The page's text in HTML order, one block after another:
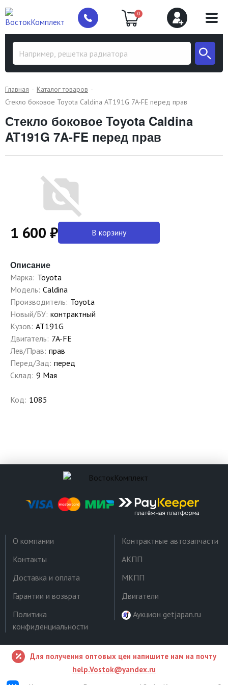
0
Главная
Каталог товаров
Стекло боковое Toyota Caldina AT191G 7A-FE перед прав
Стекло боковое Toyota Caldina
AT191G 7A-FE перед прав
1 600 ₽ В корзину
Описание
Марка: Toyota
Модель: Caldina
Производитель: Toyota
Новый/БУ: контрактный
Кузов: AT191G
Двигатель: 7A-FE
Лев/Прав: прав
Перед/Зад: перед
Склад: 9 Мая
Код: 1085
О компании
Контакты
Доставка и оплата
Гарантии и возврат
Политика
конфиденциальности
Контрактные автозапчасти
АКПП
МКПП
Двигатели
Аукцион getjapan.ru
Для получения оптовых цен напишите нам на почту
help.Vostok@yandex.ru